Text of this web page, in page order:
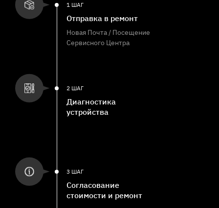
1 ШАГ
Отправка в ремонт
Новая Почта / Посещение
Сервисного Центра
2 ШАГ
Диагностика
устройства
3 ШАГ
Согласование
стоимости и ремонт